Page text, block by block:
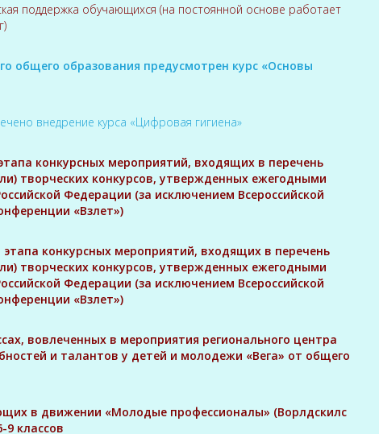
поддержка обучающихся (на постоянной основе работает
общего образования предусмотрен курс «Основы
внедрение курса «Цифровая гигиена»
конкурсных мероприятий, входящих в перечень
творческих конкурсов, утвержденных ежегодными
Федерации (за исключением Всероссийской
«Взлет»)
конкурсных мероприятий, входящих в перечень
творческих конкурсов, утвержденных ежегодными
Федерации (за исключением Всероссийской
«Взлет»)
вовлеченных в мероприятия регионального центра
и талантов у детей и молодежи «Вега» от общего
в движении «Молодые профессионалы» (Ворлдскилс
9 классов